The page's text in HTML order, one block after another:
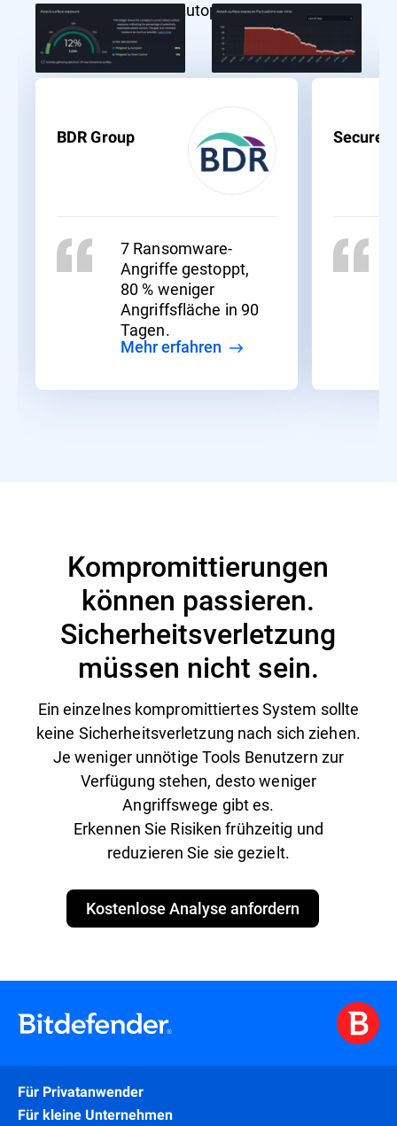
PHASR im Autopilot-Modus.
BDR Group
7 Ransomware-
Angriffe gestoppt,
80 % weniger
Angriffsfläche in 90
Tagen.
Mehr erfahren
Kompromittierungen
können passieren.
Sicherheitsverletzung
müssen nicht sein.
Ein einzelnes kompromittiertes System sollte
keine Sicherheitsverletzung nach sich ziehen.
Je weniger unnötige Tools Benutzern zur
Verfügung stehen, desto weniger
Angriffswege gibt es.
Erkennen Sie Risiken frühzeitig und
reduzieren Sie sie gezielt.
Kostenlose Analyse anfordern
Für Privatanwender
Für kleine Unternehmen